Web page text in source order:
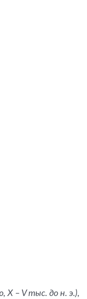
X – V тыс. до н. э.),